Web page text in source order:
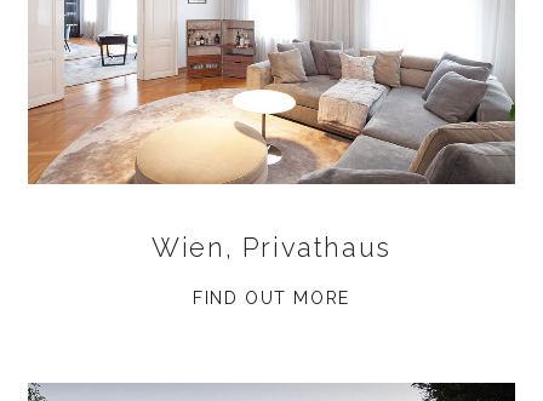
Wien, Privathaus
FIND OUT MORE